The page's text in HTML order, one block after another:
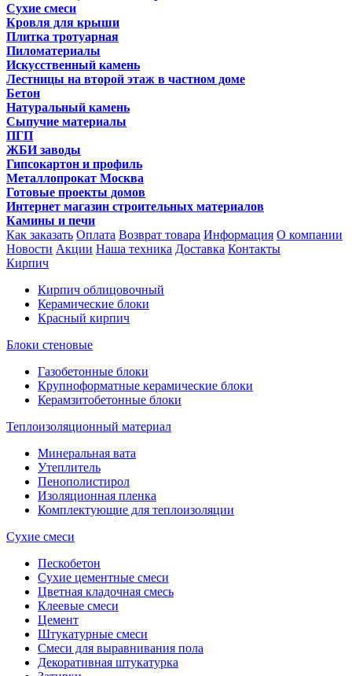
Сухие смеси
Кровля для крыши
Плитка тротуарная
Пиломатериалы
Искусственный камень
Лестницы на второй этаж в частном доме
Бетон
Натуральный камень
Сыпучие материалы
ПГП
ЖБИ заводы
Гипсокартон и профиль
Металлопрокат Москва
Готовые проекты домов
Интернет магазин строительных материалов
Камины и печи
Как заказать Оплата Возврат товара Информация О компании
Новости Акции Наша техника Доставка Контакты
Кирпич
Кирпич облицовочный
Керамические блоки
Красный кирпич
Блоки стеновые
Газобетонные блоки
Крупноформатные керамические блоки
Керамзитобетонные блоки
Теплоизоляционный материал
Минеральная вата
Утеплитель
Пенополистирол
Изоляционная пленка
Комплектующие для теплоизоляции
Сухие смеси
Пескобетон
Сухие цементные смеси
Цветная кладочная смесь
Клеевые смеси
Цемент
Штукатурные смеси
Смеси для выравнивания пола
Декоративная штукатурка